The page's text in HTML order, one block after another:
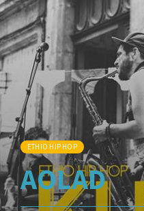
ETHIO HIP HOP
AOLAD